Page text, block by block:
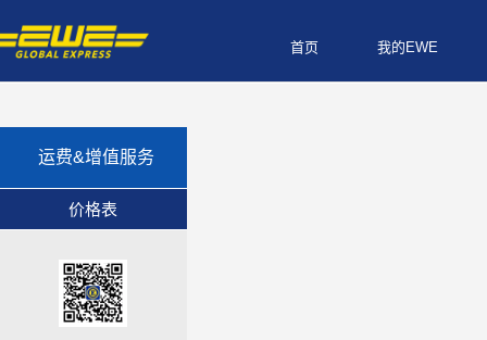
首页 我的EWE
运费&增值服务
价格表